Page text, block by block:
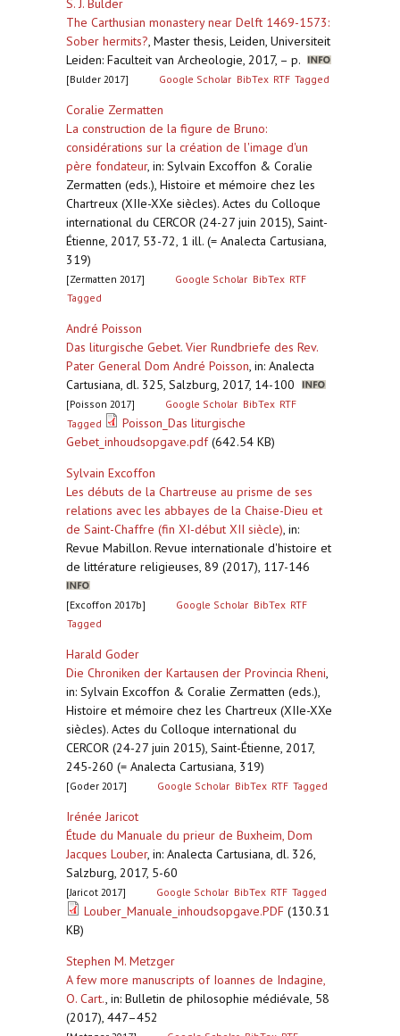
S. J. Bulder
The Carthusian monastery near Delft 1469-1573:
Sober hermits?, Master thesis, Leiden, Universiteit
Leiden: Faculteit van Archeologie, 2017, – p.
[Bulder 2017] Google Scholar BibTex RTF Tagged
Coralie Zermatten
La construction de la figure de Bruno:
considérations sur la création de l'image d'un
père fondateur, in: Sylvain Excoffon & Coralie
Zermatten (eds.), Histoire et mémoire chez les
Chartreux (XIIe-XXe siècles). Actes du Colloque
international du CERCOR (24-27 juin 2015), Saint-
Étienne, 2017, 53-72, 1 ill. (= Analecta Cartusiana,
319)
[Zermatten 2017] Google Scholar BibTex RTF
Tagged
André Poisson
Das liturgische Gebet. Vier Rundbriefe des Rev.
Pater General Dom André Poisson, in: Analecta
Cartusiana, dl. 325, Salzburg, 2017, 14-100
[Poisson 2017] Google Scholar BibTex RTF
Tagged
Poisson_Das liturgische
Gebet_inhoudsopgave.pdf(642.54 KB)
Sylvain Excoffon
Les débuts de la Chartreuse au prisme de ses
relations avec les abbayes de la Chaise-Dieu et
de Saint-Chaffre (fin XI-début XII siècle), in:
Revue Mabillon. Revue internationale d'histoire et
de littérature religieuses, 89 (2017), 117-146
[Excoffon 2017b] Google Scholar BibTex RTF
Tagged
Harald Goder
Die Chroniken der Kartausen der Provincia Rheni,
in: Sylvain Excoffon & Coralie Zermatten (eds.),
Histoire et mémoire chez les Chartreux (XIIe-XXe
siècles). Actes du Colloque international du
CERCOR (24-27 juin 2015), Saint-Étienne, 2017,
245-260 (= Analecta Cartusiana, 319)
[Goder 2017] Google Scholar BibTex RTF Tagged
Irénée Jaricot
Étude du Manuale du prieur de Buxheim, Dom
Jacques Louber, in: Analecta Cartusiana, dl. 326,
Salzburg, 2017, 5-60
[Jaricot 2017] Google Scholar BibTex RTF Tagged
Louber_Manuale_inhoudsopgave.PDF (130.31
KB)
Stephen M. Metzger
A few more manuscripts of Ioannes de Indagine,
O. Cart., in: Bulletin de philosophie médiévale, 58
(2017), 447–452